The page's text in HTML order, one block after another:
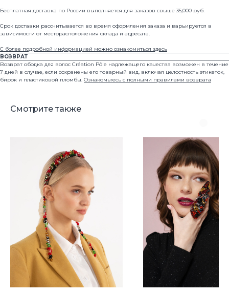
Бесплатная доставка по России выполняется для заказов свыше 35,000 руб.
Срок доставки рассчитывается во время оформления заказа и варьируется в
зависимости от месторасположения склада и адресата.
С более подробной информацией можно ознакомиться здесь
ВОЗВРАТ
Возврат ободка для волос Création Pôle надлежащего качества возможен в течение
7 дней в случае, если сохранены его товарный вид, включая целостность этикеток,
бирок и пластиковой пломбы. Ознакомьтесь с полными правилами возврата
Смотрите также
О бренде
Арт-объекты
Ленинградский проспект 47 стр. 1
hello@creationpole.com
+7 (993) 361-29-27
Публичная оферта
Политика защиты и обработки персональных данных
Оплата и доставка
Условия возврата